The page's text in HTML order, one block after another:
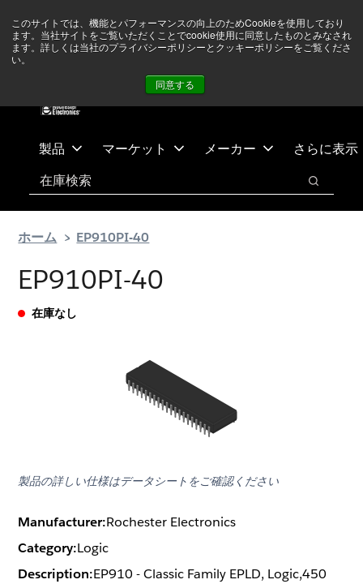
このサイトでは、機能とパフォーマンスの向上のためCookieを使用しており
ます。当社サイトをご覧いただくことでcookie使用に同意したものとみなされ
ます。詳しくは当社のプライバシーポリシーとクッキーポリシーをご覧くださ
い。
同意する
テ
ス
ありません 詳しい情報はこちら➜
製品 マーケット メーカー さらに表示
検索
検索
ホーム EP910PI-40
EP910PI-40
在庫なし
製品の詳しい仕様はデータシートをご確認ください
Manufacturer:Rochester Electronics
Category:Logic
Description:EP910 - Classic Family EPLD, Logic,450